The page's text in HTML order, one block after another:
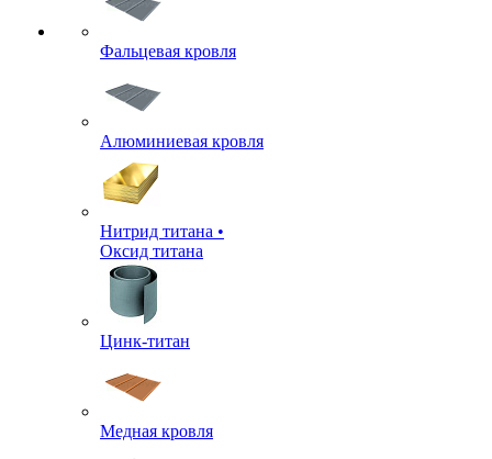
Фальцевая кровля
Алюминиевая кровля
Нитрид титана •
Оксид титана
Цинк-титан
Медная кровля